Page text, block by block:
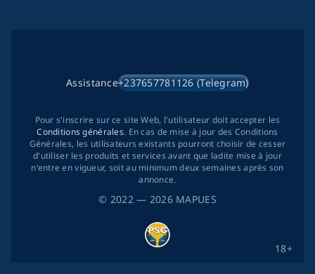
© 2022— 2026 MAPUES
Assistance+237657781126 (Telegram)
18+
Pour s'inscrire sur ce site Web, l'utilisateur doit accepter les
Conditions générales. En cas de mise à jour des Conditions
Générales, les utilisateurs existants pourront choisir de cesser
d'utiliser les produits et services avant que ladite mise à jour
n'entre en vigueur, soit au minimum deux semaines après son
annonce.